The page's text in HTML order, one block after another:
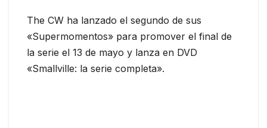
The CW ha lanzado el segundo de sus
«Supermomentos» para promover el final de
la serie el 13 de mayo y lanza en DVD
«Smallville: la serie completa».